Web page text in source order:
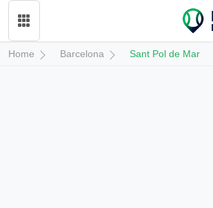
Home Barcelona Sant Pol de Mar